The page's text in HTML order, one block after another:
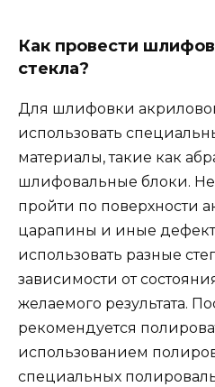
Как провести
стекла?
Для шлифовки
использовать
материалы, такие как
шлифовальные блоки.
пройти по поверхности
царапины и иные
использовать разные
зависимости от
желаемого результата.
рекомендуется
использованием
специальных